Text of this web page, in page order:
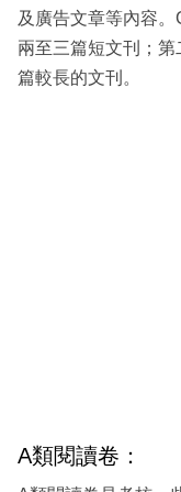
及廣告文章等內容
兩至三篇短文刊；
篇較長的文刊。
A類閱讀卷：